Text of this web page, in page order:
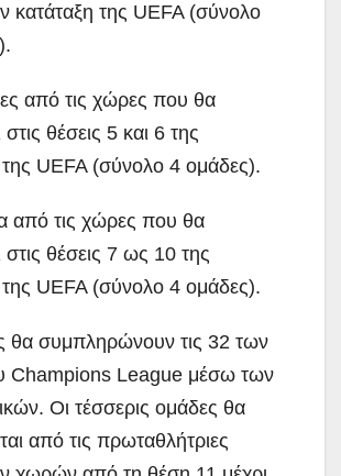
κατάταξη της UEFA (σύνολο
από τις χώρες που θα
στις θέσεις 5 και 6 της
της UEFA (σύνολο 4 ομάδες).
από τις χώρες που θα
στις θέσεις 7 ως 10 της
της UEFA (σύνολο 4 ομάδες).
θα συμπληρώνουν τις 32 των
Champions League μέσω των
Οι τέσσερις ομάδες θα
από τις πρωταθλήτριες